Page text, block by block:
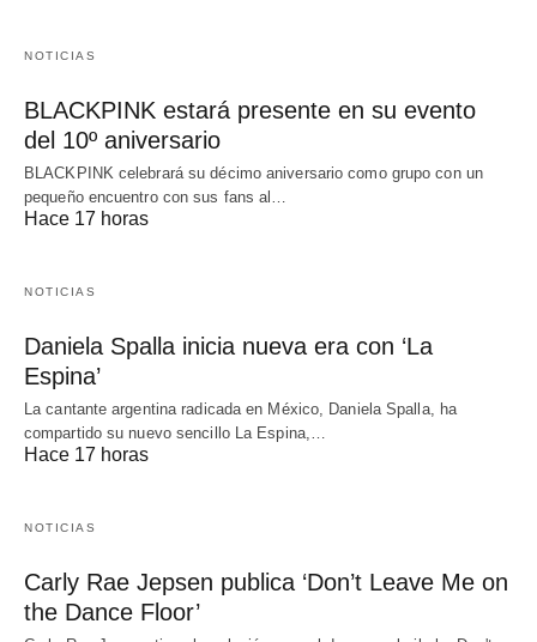
NOTICIAS
BLACKPINK estará presente en su evento
del 10º aniversario
BLACKPINK celebrará su décimo aniversario como grupo con un
pequeño encuentro con sus fans al…
Hace 17 horas
NOTICIAS
Daniela Spalla inicia nueva era con ‘La
Espina’
La cantante argentina radicada en México, Daniela Spalla, ha
compartido su nuevo sencillo La Espina,…
Hace 17 horas
NOTICIAS
Carly Rae Jepsen publica ‘Don’t Leave Me on
the Dance Floor’